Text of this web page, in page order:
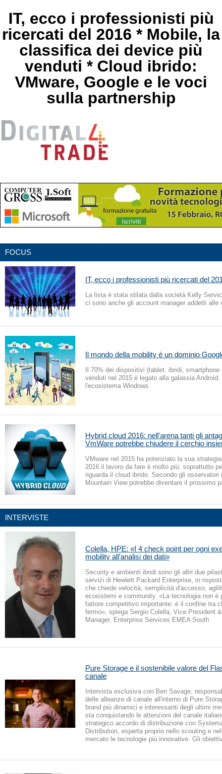
IT, ecco i professionisti più
ricercati del 2016 * Mobile, la
classifica dei device più
venduti * Cloud ibrido:
VMware, Google e le voci
sulla partnership
FOCUS
IT, ecco i professionisti più ricercati del
La lista è stata stilata dalla società Kelly
ci sono anche gli account manager addetti alle
Il mondo della mobility è un dominio
Il 70% dei dispositivi (tablet, ibridi, smartphone
venduti nel 2015 è legato alla galassia
l'ecosistema Windows
Hybrid cloud 2016: nell'arena tanti gli
VmWare potrebbe chiudere il cerchio
VMware nel 2015 ha potenziato la sua
2016 il lavoro da fare è molto più, soprattutto
riguarda il cloud ibrido. Secondo gli osservatori
Mountain View potrebbe diventare il prossimo
INTERVISTE
Colella, HPE: «I 4 check point per ogni
mobility all’analisi dei dati»
Security e ambienti ibridi sono gli altri due
servizi di Hewlett Packard Enterprise, in
che chiede velocità, semplicità d'accesso,
ecosistemi e community. «La tecnologia non è
fattore competitivo importante: è il confine tra
fermo», spiega Sergio Colella, Vice President
Manager, Enterprise Services EMEA South
Pure Storage e il sostenibile valore del
canale
Intervista esclusiva con Ben Savage,
delle alleanze di canale all'interno di Pure
brand più dinamici e interessanti degli ultimi
sta conquistando le attenzioni del canale
strategico accordo di distribuzione con
Distribution, esperta proprio nello scouting e
mercato le tecnologie più innovative. Gli